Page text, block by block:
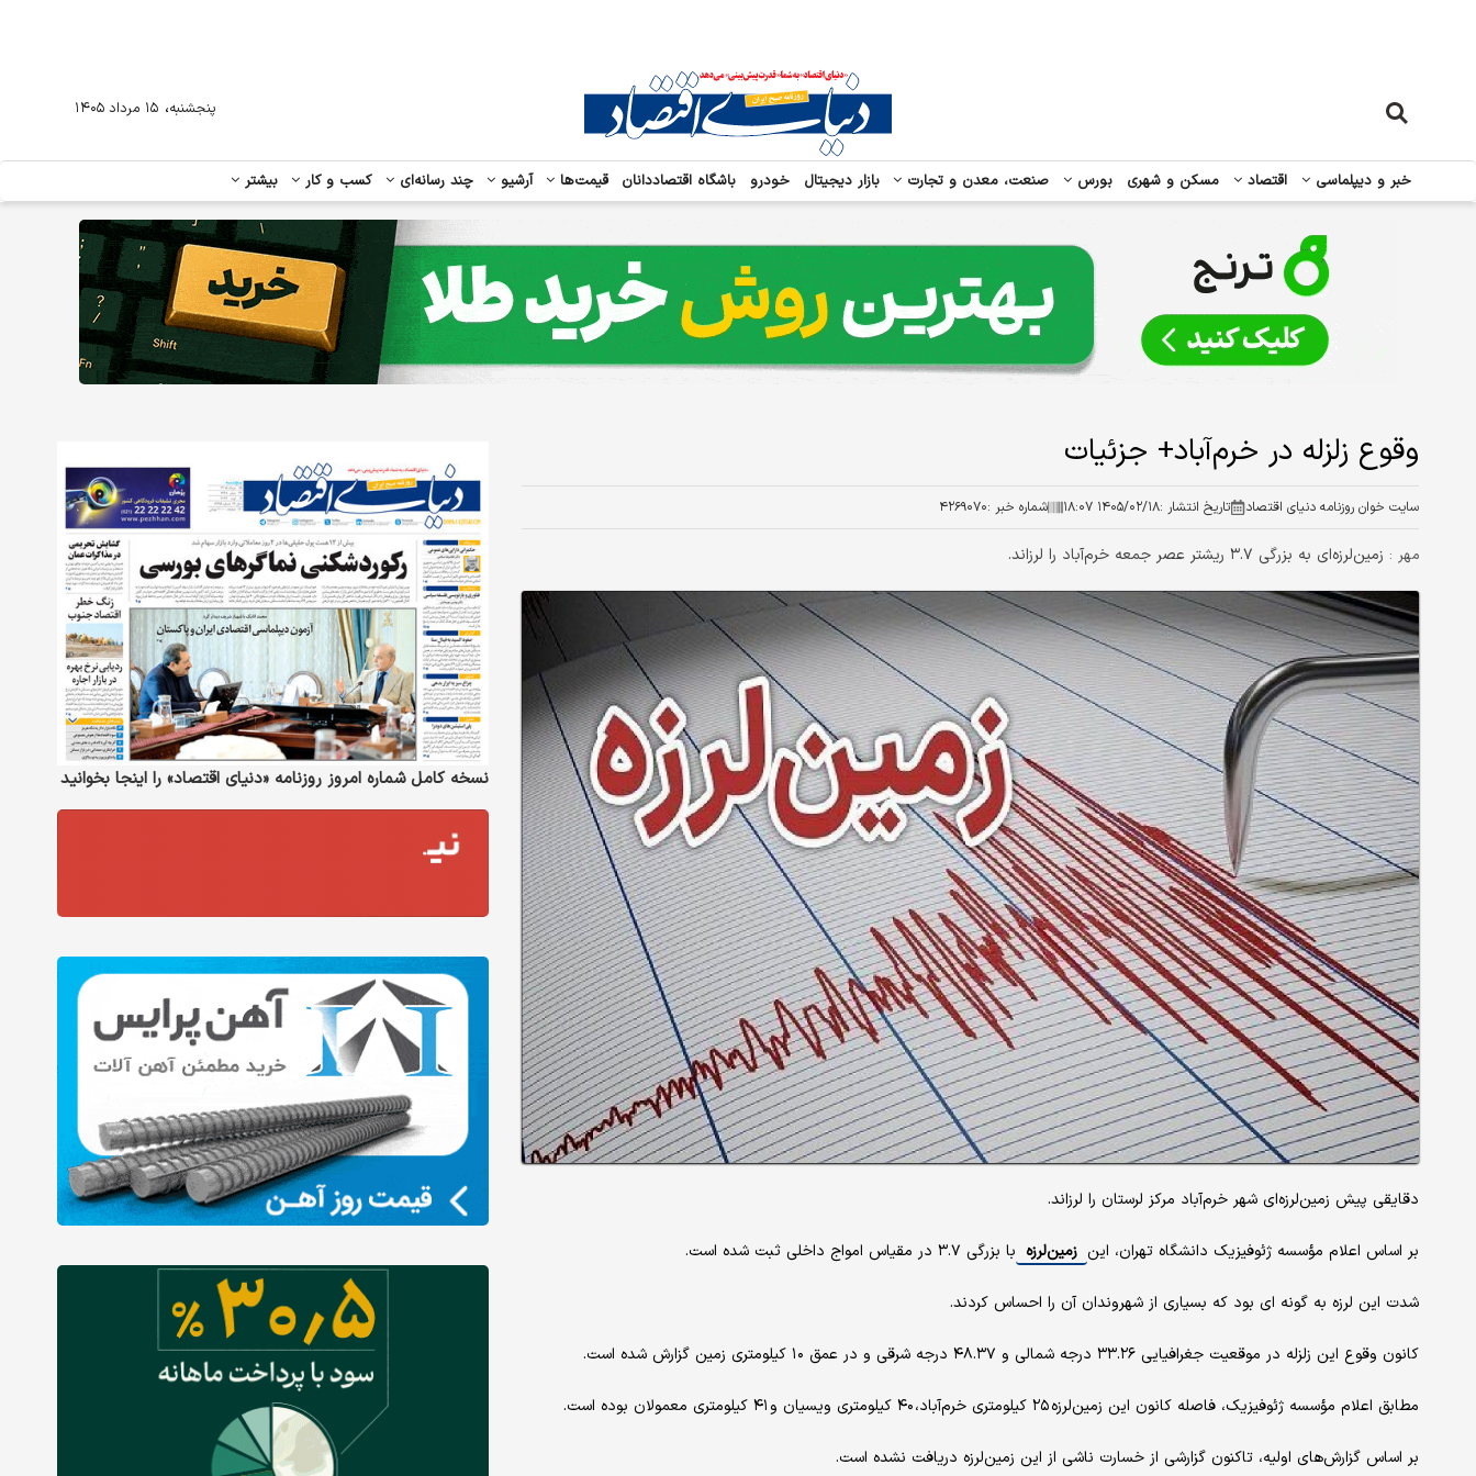
خبر و دیپلماسی اقتصاد مسکن و شهری بورس صنعت، معدن و تجارت بازار دیجیتال خودرو باشگاه اقتصاددانان قیمت‌ها آرشیو چند رسانه‌ای کسب و کار بیشتر
پنجشنبه، ۱۵ مرداد ۱۴۰۵
وقوع زلزله در خرم‌آباد+ جزئیات
سایت خوان روزنامه دنیای اقتصاد تاریخ انتشار :۱۴۰۵/۰۲/۱۸ ۱۸:۰۷ شماره خبر :۴۲۶۹۰۷۰
مهر : زمین‌لرزه‌ای به بزرگی ۳.۷ ریشتر عصر جمعه خرم‌آباد را لرزاند.
دقایقی پیش زمین‌لرزه‌ای شهر خرم‌آباد مرکز لرستان را لرزاند.
بر اساس اعلام مؤسسه ژئوفیزیک دانشگاه تهران، این زمین‌لرزه با بزرگی ۳.۷ در مقیاس امواج داخلی ثبت شده است.
شدت این لرزه به گونه ای بود که بسیاری از شهروندان آن را احساس کردند.
کانون وقوع این زلزله در موقعیت جغرافیایی ۳۳.۲۶ درجه شمالی و ۴۸.۳۷ درجه شرقی و در عمق ۱۰ کیلومتری زمین گزارش شده است.
مطابق اعلام مؤسسه ژئوفیزیک، فاصله کانون این زمین‌لرزه ۲۵ کیلومتری خرم‌آباد، ۴۰ کیلومتری ویسیان و ۴۱ کیلومتری معمولان بوده است.
بر اساس گزارش‌های اولیه، تاکنون گزارشی از خسارت‌ ناشی از این زمین‌لرزه دریافت نشده است.
نسخه کامل شماره امروز روزنامه «دنیای‌ اقتصاد» را اینجا بخوانید